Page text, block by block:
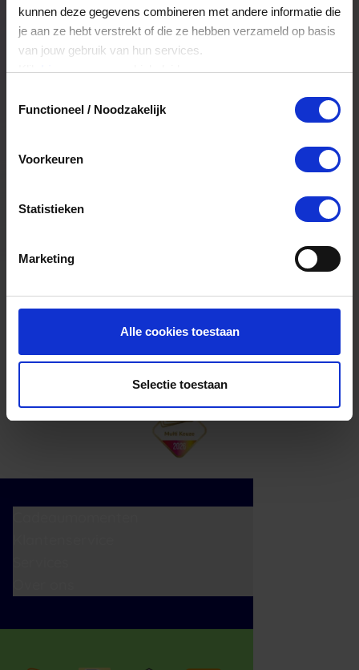
kunnen deze gegevens combineren met andere informatie die
je aan ze hebt verstrekt of die ze hebben verzameld op basis
van jouw gebruik van hun services.
Klikhiervoor ons cookiebeleid.
Functioneel / Noodzakelijk
Voorkeuren
Statistieken
Marketing
Alle cookies toestaan
Selectie toestaan
Win een VVV Cadeaukaart
Elke maand kiezen wij een winnaar uit alle